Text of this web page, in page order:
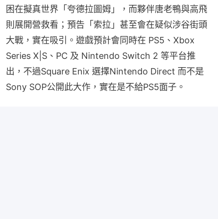
困在擬真世界「夸德拉圖姆」，而夥伴唐老鴨與高飛
則展開營救看；預告「索拉」甚至會在疑似涉谷街頭
大戰，實在吸引。遊戲預計會同時在 PS5、Xbox
Series X|S、PC 及 Nintendo Switch 2 等平台推
出，不過Square Enix 選擇Nintendo Direct 而不是
Sony SOP公開此大作，實在是不給PS5面子。